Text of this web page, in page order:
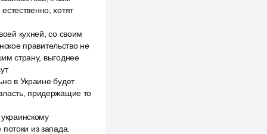
хотят
кухней, со своим
правительство не
страну, выгоднее
в Украине будет
придержащие то
из запада.